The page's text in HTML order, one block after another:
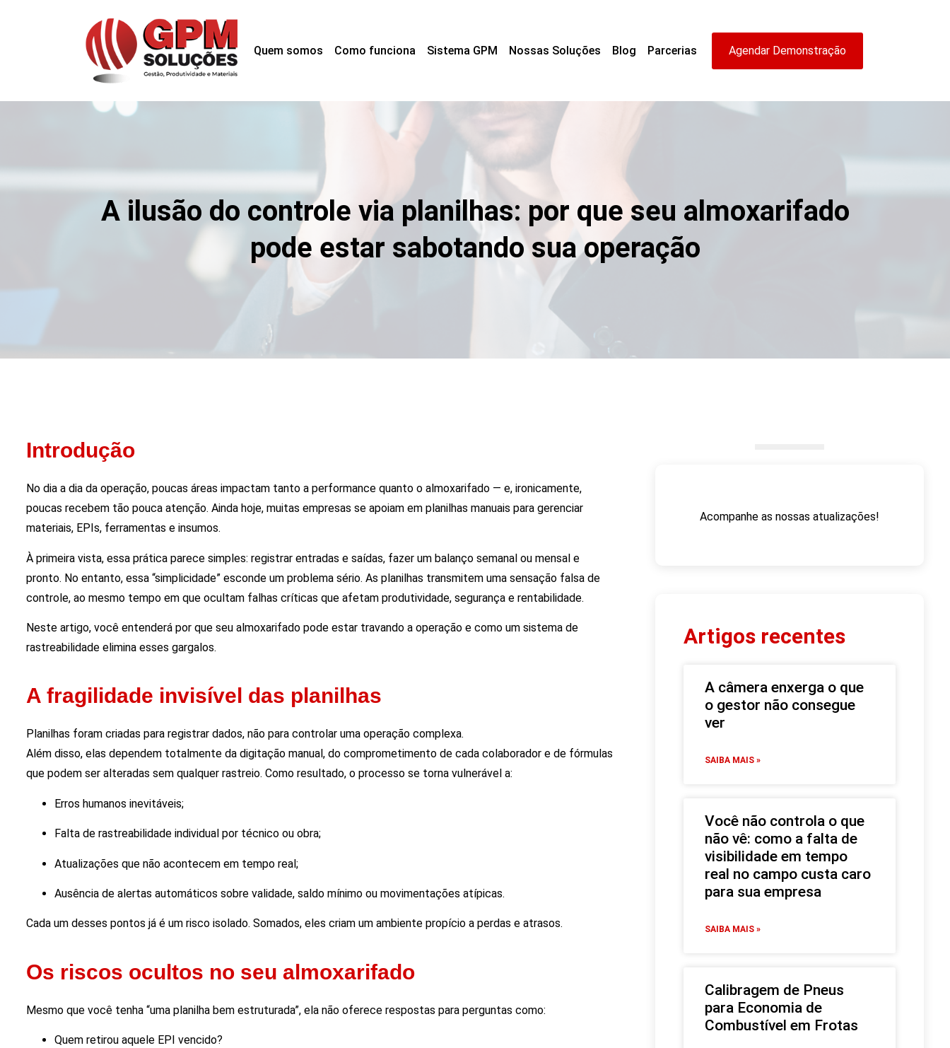
Quem somos Como funciona Sistema GPM Nossas Soluções Blog Parcerias Agendar Demonstração
A ilusão do controle via planilhas: por que seu almoxarifado
pode estar sabotando sua operação
Introdução
No dia a dia da operação, poucas áreas impactam tanto a performance quanto o almoxarifado — e, ironicamente,
poucas recebem tão pouca atenção. Ainda hoje, muitas empresas se apoiam em planilhas manuais para gerenciar
materiais, EPIs, ferramentas e insumos.
À primeira vista, essa prática parece simples: registrar entradas e saídas, fazer um balanço semanal ou mensal e
pronto. No entanto, essa “simplicidade” esconde um problema sério. As planilhas transmitem uma sensação falsa de
controle, ao mesmo tempo em que ocultam falhas críticas que afetam produtividade, segurança e rentabilidade.
Neste artigo, você entenderá por que seu almoxarifado pode estar travando a operação e como um sistema de
rastreabilidade elimina esses gargalos.
A fragilidade invisível das planilhas
Planilhas foram criadas para registrar dados, não para controlar uma operação complexa.
Além disso, elas dependem totalmente da digitação manual, do comprometimento de cada colaborador e de fórmulas
que podem ser alteradas sem qualquer rastreio. Como resultado, o processo se torna vulnerável a:
Erros humanos inevitáveis;
Falta de rastreabilidade individual por técnico ou obra;
Atualizações que não acontecem em tempo real;
Ausência de alertas automáticos sobre validade, saldo mínimo ou movimentações atípicas.
Cada um desses pontos já é um risco isolado. Somados, eles criam um ambiente propício a perdas e atrasos.
Os riscos ocultos no seu almoxarifado
Mesmo que você tenha “uma planilha bem estruturada”, ela não oferece respostas para perguntas como:
Quem retirou aquele EPI vencido?
Acompanhe as nossas atualizações!
Artigos recentes
A câmera enxerga o que
o gestor não consegue
ver
SAIBA MAIS »
Você não controla o que
não vê: como a falta de
visibilidade em tempo
real no campo custa caro
para sua empresa
SAIBA MAIS »
Calibragem de Pneus
para Economia de
Combustível em Frotas